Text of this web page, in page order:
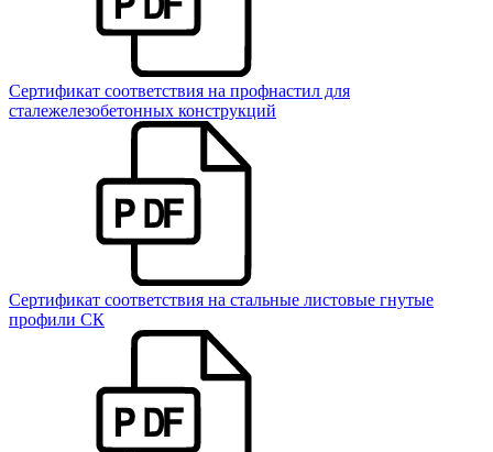
Сертификат соответствия на профнастил для
сталежелезобетонных конструкций
Сертификат соответствия на стальные листовые гнутые
профили СК